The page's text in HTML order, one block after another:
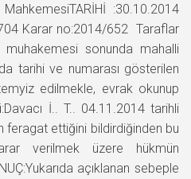
:30.10.2014
Karar no:2014/652 Taraflar
muhakemesi sonunda mahalli
tarihi ve numarası gösterilen
edilmekle, evrak okunup
İ.. T.. 04.11.2014 tarihli
ettiğini bildirdiğinden bu
verilmek üzere hükmün
açıklanan sebeple